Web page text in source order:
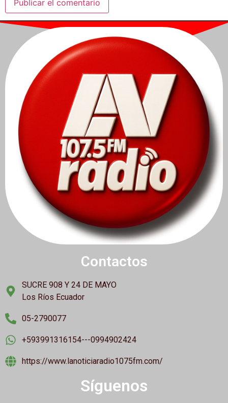
Contactos
SUCRE 908 Y 24 DE MAYO
Los Ríos Ecuador
05-2790077
+593991316154---0994902424
https://www.lanoticiaradio1075fm.com/
Síguenos